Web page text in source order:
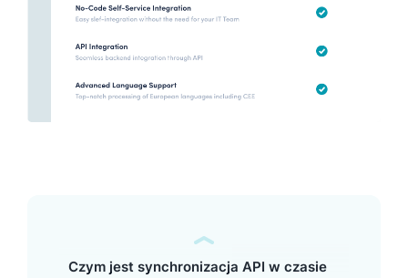
Czym jest synchronizacja API w czasie